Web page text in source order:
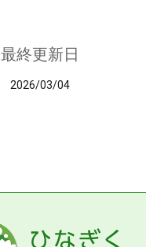
最終更新日
2026/03/04